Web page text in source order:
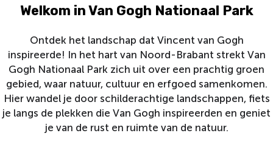
Welkom in Van Gogh Nationaal Park
Ontdek het landschap dat Vincent van Gogh
inspireerde! In het hart van Noord-Brabant strekt Van
Gogh Nationaal Park zich uit over een prachtig groen
gebied, waar natuur, cultuur en erfgoed samenkomen.
Hier wandel je door schilderachtige landschappen, fiets
je langs de plekken die Van Gogh inspireerden en geniet
je van de rust en ruimte van de natuur.